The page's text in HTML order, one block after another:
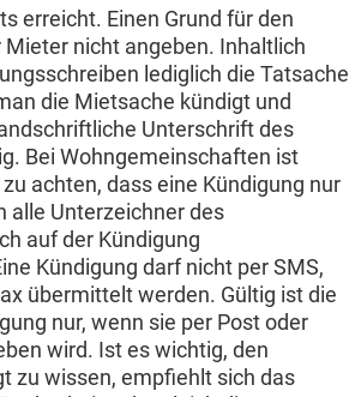
erreicht. Einen Grund für den
nicht angeben. Inhaltlich
lediglich die Tatsache
die Mietsache kündigt und
Unterschrift des
Bei Wohngemeinschaften ist
achten, dass eine Kündigung nur
alle Unterzeichner des
auf der Kündigung
Kündigung darf nicht per SMS,
übermittelt werden. Gültig ist die
nur, wenn sie per Post oder
wird. Ist es wichtig, den
zu wissen, empfiehlt sich das